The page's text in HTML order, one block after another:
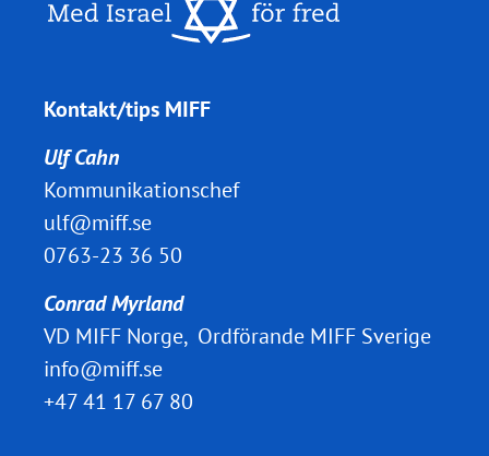
Kontakt/tips MIFF
Ulf Cahn
Kommunikationschef
ulf@miff.se
0763-23 36 50
Conrad Myrland
VD MIFF Norge, Ordförande MIFF Sverige
info@miff.se
+47 41 17 67 80